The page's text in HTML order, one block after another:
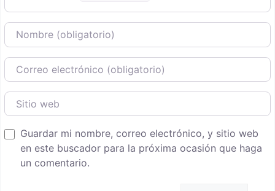
Nombre
Correo Electronico
Sitio web
Guardar mi nombre, correo electrónico, y sitio web
en este buscador para la próxima ocasión que haga
un comentario.